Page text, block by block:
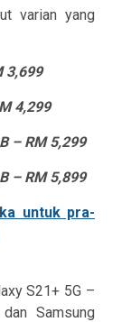
varian yang
3,699
4,299
– RM 5,299
– RM 5,899
S21+ 5G –
Samsung